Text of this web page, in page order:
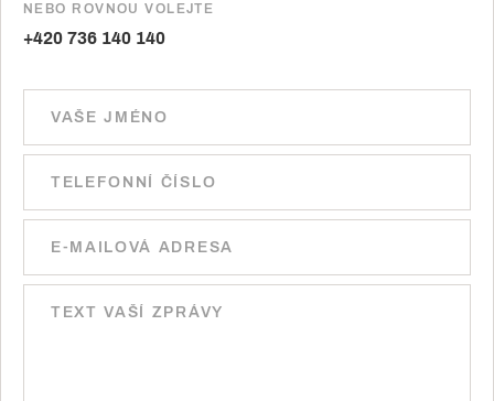
NEBO ROVNOU VOLEJTE
+420 736 140 140
Ponechte toto pole prázdné.